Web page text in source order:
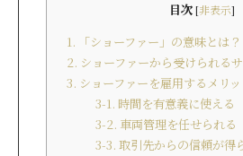
目次 [非表示]
1. 「ショーファー」の意味とは？
2. ショーファーから受けられる
3. ショーファーを雇用するメリッ
3-1. 時間を有意義に使える
3-2. 車両管理を任せられる
3-3. 取引先からの信頼が得